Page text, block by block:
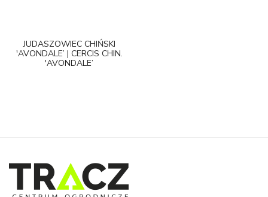
JUDASZOWIEC CHIŃSKI
'AVONDALE’ | CERCIS CHIN.
'AVONDALE’